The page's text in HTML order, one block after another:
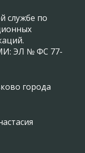
службе по
ЭЛ № ФС 77-
города